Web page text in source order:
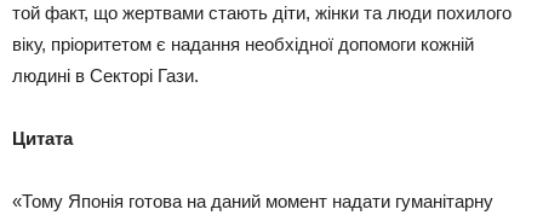
той факт, що жертвами стають діти, жінки та люди похилого
віку, пріоритетом є надання необхідної допомоги кожній
людині в Секторі Гази.
Цитата
«Тому Японія готова на даний момент надати гуманітарну